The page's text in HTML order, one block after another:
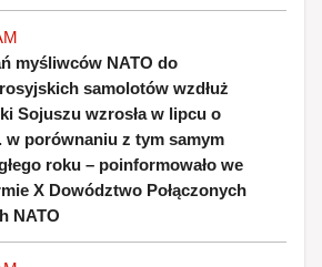
myśliwców NATO do
samolotów wzdłuż
Sojuszu wzrosła w lipcu o
w porównaniu z tym samym
roku – poinformowało we
X Dowództwo Połączonych
NATO